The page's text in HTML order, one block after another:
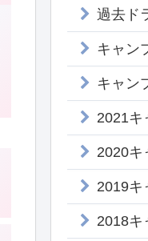
過去ド
キャン
キャン
2021キ
2020キ
2019キ
2018キ